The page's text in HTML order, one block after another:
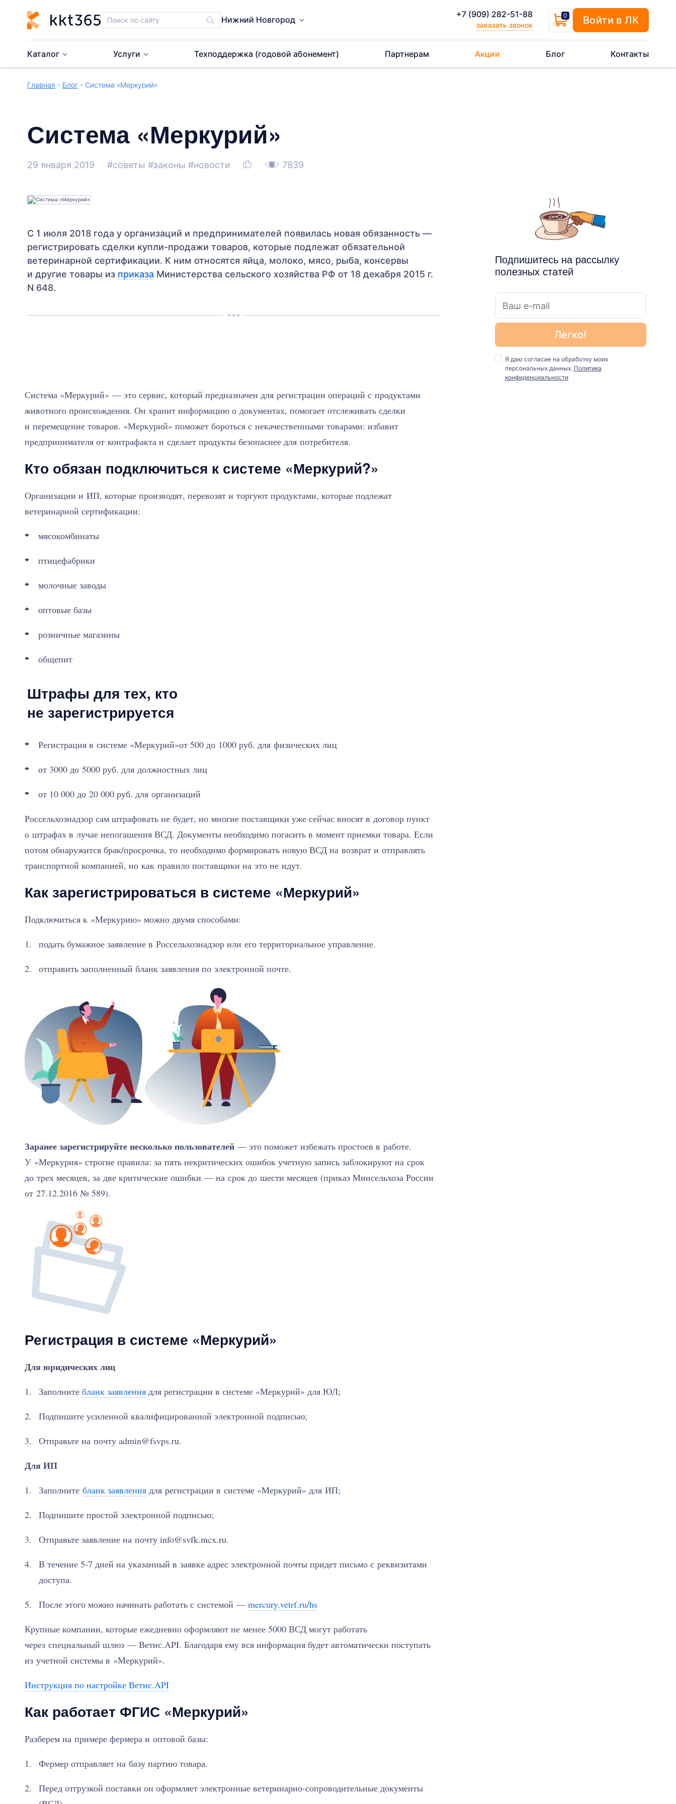
Нижний Новгород
+7 (909) 282-51-88
заказать звонок
0 Войти в ЛК
Каталог Услуги Техподдержка (годовой абонемент) Партнерам Акции Блог Контакты
Главная - Блог - Система «Меркурий»
Система «Меркурий»
29 января 2019 #советы #законы #новости 7839
С 1 июля 2018 года у организаций и предпринимателей появилась новая обязанность —
регистрировать сделки купли-продажи товаров, которые подлежат обязательной
ветеринарной сертификации. К ним относятся яйца, молоко, мясо, рыба, консервы
и другие товары из приказа Министерства сельского хозяйства РФ от 18 декабря 2015 г.
N 648.
Подпишитесь на рассылку
полезных статей
Я даю согласие на обработку моих
персональных данных. Политика
конфиденциальности
Система «Меркурий» — это сервис, который предназначен для регистрации операций с продуктами
животного происхождения. Он хранит информацию о документах, помогает отслеживать сделки
и перемещение товаров. «Меркурий» поможет бороться с некачественными товарами: избавит
предпринимателя от контрафакта и сделает продукты безопаснее для потребителя.
Кто обязан подключиться к системе «Меркурий?»
Организации и ИП, которые производят, перевозят и торгуют продуктами, которые подлежат
ветеринарной сертификации:
мясокомбинаты
птицефабрики
молочные заводы
оптовые базы
розничные магазины
общепит
Штрафы для тех, кто
не зарегистрируется
Регистрация в системе «Меркурий»от 500 до 1000 руб. для физических лиц
от 3000 до 5000 руб. для должностных лиц
от 10 000 до 20 000 руб. для организаций
Россельхознадзор сам штрафовать не будет, но многие поставщики уже сейчас вносят в договор пункт
о штрафах в лучае непогашения ВСД. Документы необходимо погасить в момент приемки товара. Если
потом обнаружится брак/просрочка, то необходимо формировать новую ВСД на возврат и отправлять
транспортной компанией, но как правило поставщики на это не идут.
Как зарегистрироваться в системе «Меркурий»
Подключиться к «Меркурию» можно двумя способами:
подать бумажное заявление в Россельхознадзор или его территориальное управление.
отправить заполненный бланк заявления по электронной почте.
Заранее зарегистрируйте несколько пользователей — это поможет избежать простоев в работе.
У «Меркурия» строгие правила: за пять некритических ошибок учетную запись заблокируют на срок
до трех месяцев, за две критические ошибки — на срок до шести месяцев (приказ Минсельхоза России
от 27.12.2016 № 589).
Регистрация в системе «Меркурий»
Для юридических лиц
Заполните бланк заявления для регистрации в системе «Меркурий» для ЮЛ;
Подпишите усиленной квалифицированной электронной подписью;
Отправьте на почту admin@fsvps.ru.
Для ИП
Заполните бланк заявления для регистрации в системе «Меркурий» для ИП;
Подпишите простой электронной подписью;
Отправьте заявление на почту info@svfk.mcx.ru.
В течение 5-7 дней на указанный в заявке адрес электронной почты придет письмо с реквизитами
доступа.
После этого можно начинать работать с системой — mercury.vetrf.ru/hs
Крупные компании, которые ежедневно оформляют не менее 5000 ВСД могут работать
через специальный шлюз — Ветис.API. Благодаря ему вся информация будет автоматически поступать
из учетной системы в «Меркурий».
Инструкция по настройке Ветис.API
Как работает ФГИС «Меркурий»
Разберем на примере фермера и оптовой базы:
Фермер отправляет на базу партию товара.
Перед отгрузкой поставки он оформляет электронные ветеринарно-сопроводительные документы